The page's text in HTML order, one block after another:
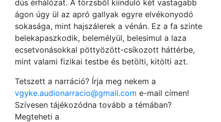
dús érhálózat. A törzsből kiinduló két vastagabb
ágon úgy ül az apró gallyak egyre elvékonyodó
sokasága, mint hajszálerek a vénán. Ez a fa szinte
belekapaszkodik, belemélyül, belesimul a laza
ecsetvonásokkal pöttyözött-csíkozott háttérbe,
mint valami fizikai testbe és betölti, kitölti azt.
Tetszett a narráció? Írja meg nekem a
vgyke.audionarracio@gmail.com e-mail címen!
Szívesen tájékozódna tovább a témában?
Megteheti a